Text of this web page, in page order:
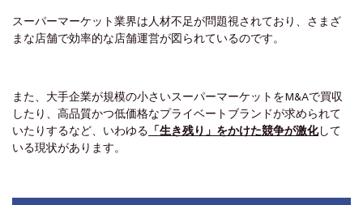
スーパーマーケット業界は人材不足が問題視されており、さまざ
まな店舗で効率的な店舗運営が図られているのです。
また、大手企業が規模の小さいスーパーマーケットをM&Aで買収
したり、高品質かつ低価格なプライベートブランドが求められて
いたりするなど、いわゆる 「生き残り」をかけた競争が激化して
いる現状があります。